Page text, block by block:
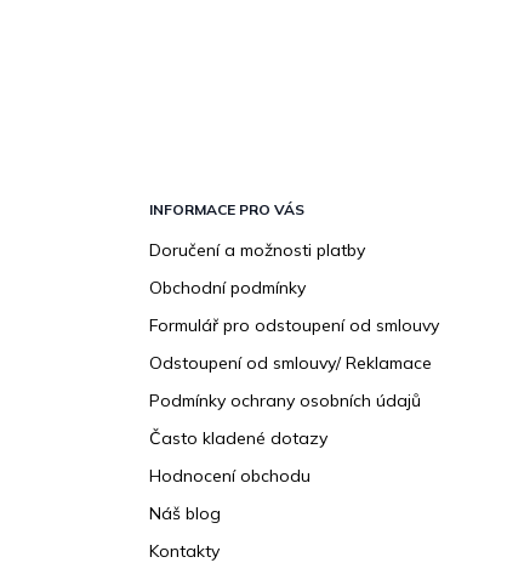
INFORMACE PRO VÁS
Doručení a možnosti platby
Obchodní podmínky
Formulář pro odstoupení od smlouvy
Odstoupení od smlouvy/ Reklamace
Podmínky ochrany osobních údajů
Často kladené dotazy
Hodnocení obchodu
Náš blog
Kontakty